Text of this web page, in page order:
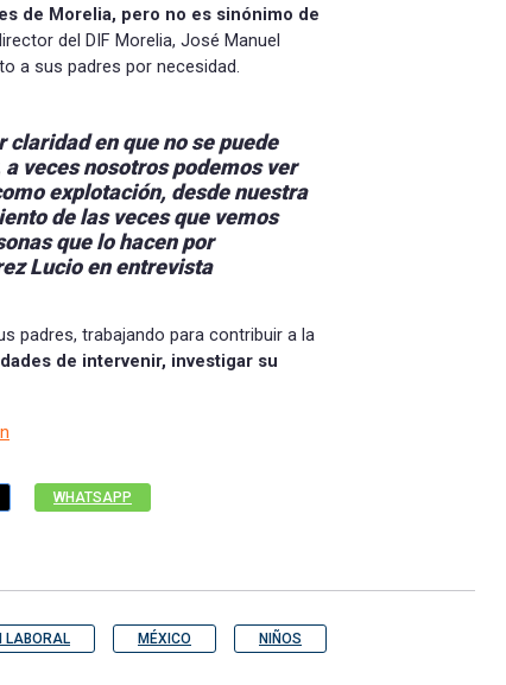
de Morelia, pero no es sinónimo de
del DIF Morelia, José Manuel
a sus padres por necesidad.
en que no se puede
veces nosotros podemos ver
explotación, desde nuestra
de las veces que vemos
que lo hacen por
Lucio en entrevista
padres, trabajando para contribuir a la
de intervenir, investigar su
WHATSAPP
LABORAL MÉXICO NIÑOS